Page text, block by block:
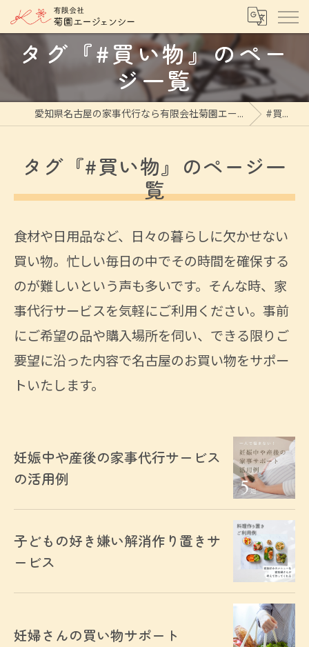
タグ『#買い物』のペー
ジ一覧
愛知県名古屋の家事代行なら有限会社菊園エージェンシー #買い物
タグ『#買い物』のページ一
覧
食材や日用品など、日々の暮らしに欠かせない
買い物。忙しい毎日の中でその時間を確保する
のが難しいという声も多いです。そんな時、家
事代行サービスを気軽にご利用ください。事前
にご希望の品や購入場所を伺い、できる限りご
要望に沿った内容で名古屋のお買い物をサポー
トいたします。
妊娠中や産後の家事代行サービス
の活用例
子どもの好き嫌い解消作り置きサ
ービス
妊婦さんの買い物サポート